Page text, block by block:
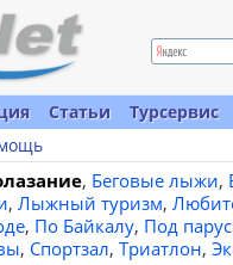
Статьи
Турсервис
, Беговые лыжи,
, Лыжный туризм,
, По Байкалу, Под
, Спортзал, Триатлон,